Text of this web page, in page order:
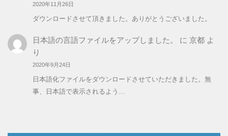
2020年11月26日
ダウンロードさせて頂きました。ありがとうございました。
日本語の言語ファイルをアップしました。 に 京都よ
り
2020年9月24日
日本語化ファイルをダウンロードさせていただきました。無
事、日本語で表示されるよう…